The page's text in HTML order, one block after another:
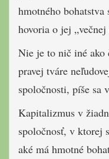
hmotného
hovoria o jej
Nie je to nič iné ako
pravej tváre
spoločnosti, píše sa
Kapitalizmus v
spoločnosť, v ktorej
aké má hmotné